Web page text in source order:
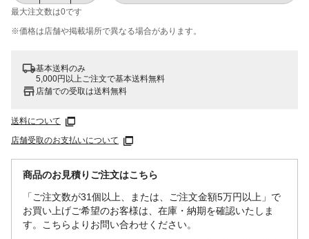
最大注文数は0です
※価格は​店舗や​掲載場所で​異なる​場合が​あります。
基本送料のみ
5,000円以上ご注文で基本送料無料
店舗での受取は送料無料
送料について
店舗受取のお支払いについて
商品のお見積りご注文はこちら
「ご注文数が31個以上、または、ご注文金額5万円以上」で
お買い上げご希望のお客様は、在庫・納期を確認いたしま
す。こちらよりお問い合わせください。